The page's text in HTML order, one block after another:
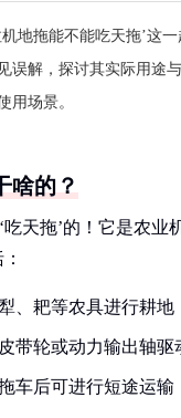
地拖能不能吃天拖’这
误解，探讨其实际用途
用场景。
啥的？
天拖’的！它是农业
、耙等农具进行耕地
皮带轮或动力输出轴
车后可进行短途运输